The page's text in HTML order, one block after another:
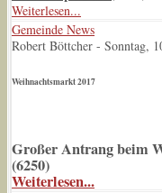
Weiterlesen...
Gemeinde News
Robert Böttcher - Sonntag,
Weihnachtsmarkt 2017
Großer Antrang beim
(6250)
Weiterlesen...